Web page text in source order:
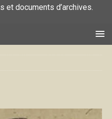
et documents d’archives.